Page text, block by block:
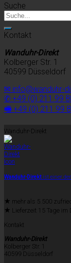
Suche
Kontakt
Wanduhr-Direkt
Kolberger Str. 1
40599 Düsseldorf
✉ info@wanduhr-
✆ +49 (0) 211 99
🖷 +49 (0) 211 99
Wanduhr-Direkt
Wanduhr-Direktist einer
★ mehr als 5.500
★ Lieferzeit 15 Tage im
Kontakt
Wanduhr-Direkt
Kolberger Str. 1
40599 Düsseldorf